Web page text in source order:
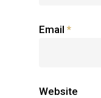
Email *
Website